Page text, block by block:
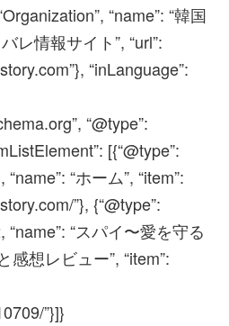
“name”: “韓国
レ情報サイト”, “url”:
“inLanguage”:
“@type”:
[{“@type”:
“ホーム”, “item”:
”}, {“@type”:
“name”: “スパイ〜愛を守る
感想レビュー”, “item”:
”}]}